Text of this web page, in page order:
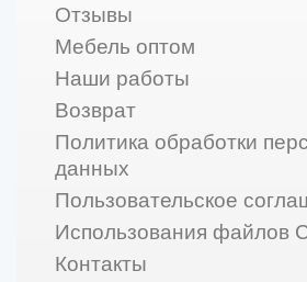
Отзывы
Мебель оптом
Наши работы
Возврат
Политика обработки
данных
Пользовательское
Использования файлов
Контакты